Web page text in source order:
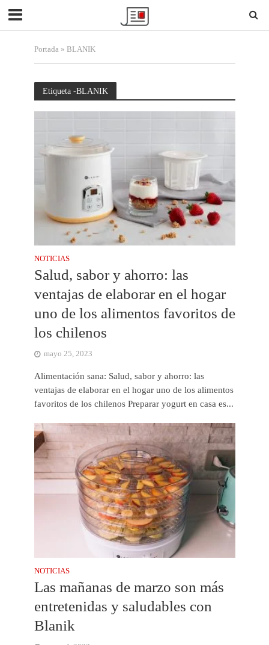
Portada» BLANIK
Etiqueta -BLANIK
NOTICIAS
Salud, sabor y ahorro: las
ventajas de elaborar en el hogar
uno de los alimentos favoritos de
los chilenos
mayo 25, 2023
Alimentación sana: Salud, sabor y ahorro: las
ventajas de elaborar en el hogar uno de los alimentos
favoritos de los chilenos Preparar yogurt en casa es...
NOTICIAS
Las mañanas de marzo son más
entretenidas y saludables con
Blanik